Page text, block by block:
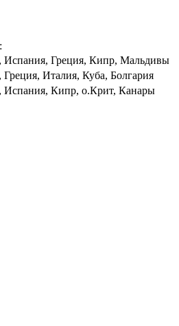
Испания, Греция, Кипр, Мальдивы
Греция, Италия, Куба, Болгария
Испания, Кипр, о.Крит, Канары